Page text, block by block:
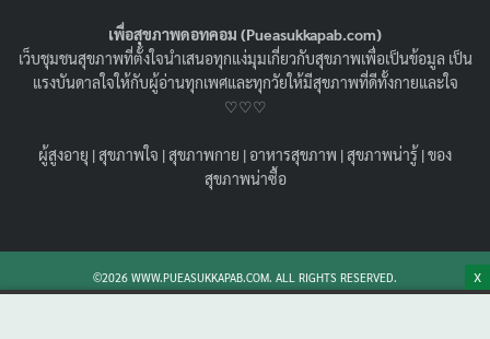
เพื่อสุขภาพดอทคอม (Pueasukkapab.com)
เว็บชุมชนสุขภาพที่ตั้งใจนำเสนอทุกแง่มุมเกี่ยวกับสุขภาพเพื่อเป็นข้อมูล เป็น
แรงบันดาลใจให้กับผู้อ่านทุกเพศและทุกวัยให้มีสุขภาพที่ดีทั้งกายและใจ
♡♡♡
ผู้สูงอายุ |สุขภาพใจ |สุขภาพกาย |อาหารสุขภาพ |สุขภาพน่ารู้ |ของ
สุขภาพน่าซื้อ
©2026 WWW.PUEASUKKAPAB.COM. ALL RIGHTS RESERVED. X